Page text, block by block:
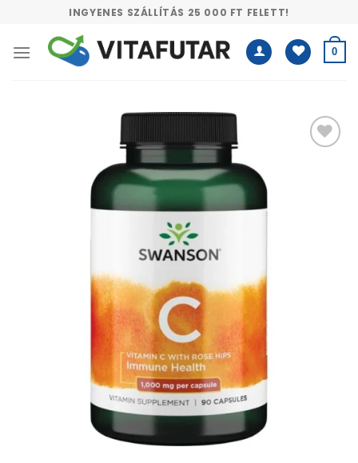
content
INGYENES SZÁLLÍTÁS 25 000 FT FELETT!
0
Kívánságlistához